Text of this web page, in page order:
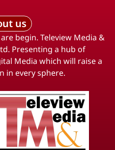
us
begin. Teleview Media &
Presenting a hub of
Media which will raise a
in every sphere.